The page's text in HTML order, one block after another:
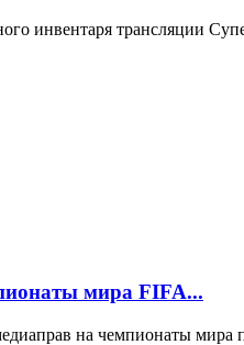
инвентаря трансляции
мира FIFA...
на чемпионаты